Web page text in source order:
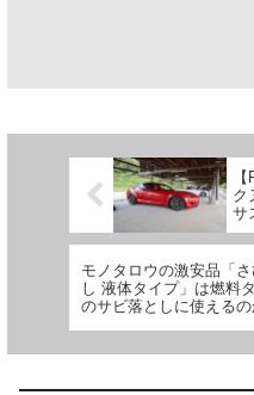
ク
サ
て
モノタロウの激安品「さ
し 液体タイプ」は燃料
のサビ落としに使えるの